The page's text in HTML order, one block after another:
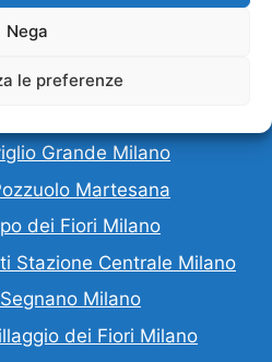
Nega
le preferenze
Grande Milano
Martesana
dei Fiori Milano
Stazione Centrale Milano
Milano
dei Fiori Milano